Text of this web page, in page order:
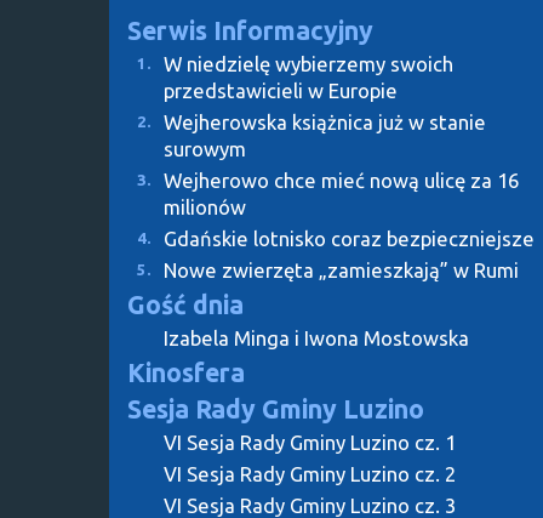
Serwis Informacyjny
1.
W niedzielę wybierzemy swoich
przedstawicieli w Europie
2.
Wejherowska książnica już w stanie
surowym
3.
Wejherowo chce mieć nową ulicę za 16
milionów
4. Gdańskie lotnisko coraz bezpieczniejsze
5. Nowe zwierzęta „zamieszkają” w Rumi
Gość dnia
Izabela Minga i Iwona Mostowska
Kinosfera
Sesja Rady Gminy Luzino
VI Sesja Rady Gminy Luzino cz. 1
VI Sesja Rady Gminy Luzino cz. 2
VI Sesja Rady Gminy Luzino cz. 3